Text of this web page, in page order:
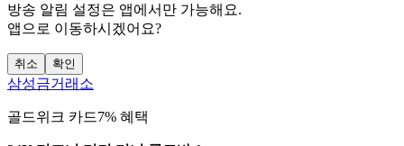
방송 알림 설정은 앱에서만 가능해요.
앱으로 이동하시겠어요?
취소 확인
삼성금거래소
골드위크 카드7% 혜택